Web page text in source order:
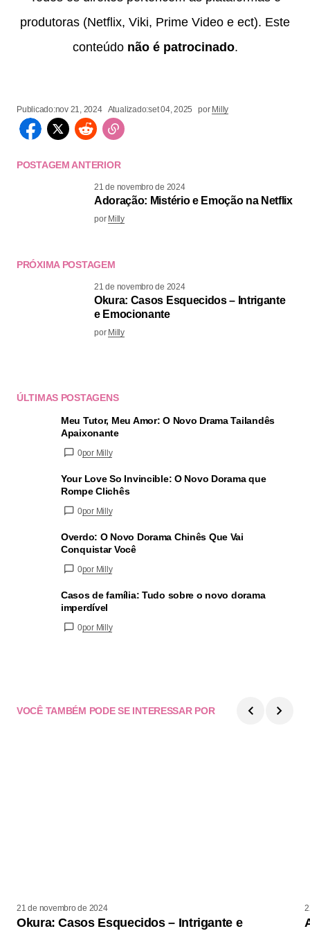
produtoras (Netflix, Viki, Prime Video e ect). Este
conteúdo não é patrocinado.
Publicado:nov 21, 2024 Atualizado:set 04, 2025 por Milly
POSTAGEM ANTERIOR
21 de novembro de 2024
Adoração: Mistério e Emoção na Netflix
por Milly
PRÓXIMA POSTAGEM
21 de novembro de 2024
Okura: Casos Esquecidos – Intrigante
e Emocionante
por Milly
ÚLTIMAS POSTAGENS
Meu Tutor, Meu Amor: O Novo Drama Tailandês
Apaixonante
0por Milly
Your Love So Invincible: O Novo Dorama que
Rompe Clichês
0por Milly
Overdo: O Novo Dorama Chinês Que Vai
Conquistar Você
0por Milly
Casos de família: Tudo sobre o novo dorama
imperdível
0por Milly
VOCÊ TAMBÉM PODE SE INTERESSAR POR
21 de novembro de 2024
Okura: Casos Esquecidos – Intrigante e